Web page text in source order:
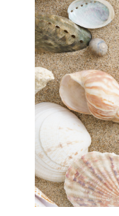
SFERAX HT 2032 A
SFERAX HT 2540 BA